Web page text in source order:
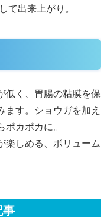
て出来上がり。
低く、胃腸の粘膜を保
す。ショウガを加え
カポカに。
楽しめる、ボリューム
事